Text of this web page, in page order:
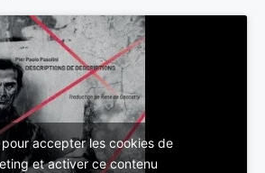
accepter les cookies de
et activer ce contenu